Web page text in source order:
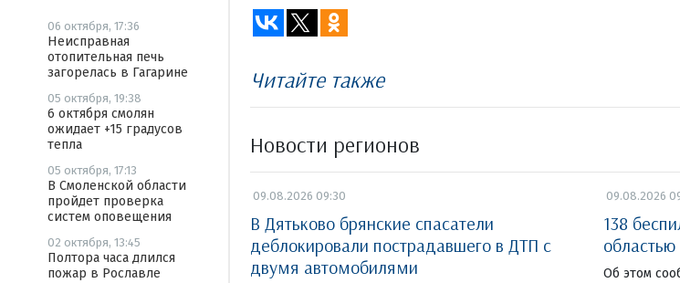
06 октября, 17:36
Неисправная
отопительная печь
загорелась в Гагарине
05 октября, 19:38
6 октября смолян
ожидает +15 градусов
тепла
05 октября, 17:13
В Смоленской области
пройдет проверка
систем оповещения
02 октября, 13:45
Полтора часа длился
пожар в Рославле
Читайте также
Новости регионов
09.08.2026 09:30
В Дятьково брянские спасатели
деблокировали пострадавшего в ДТП с
двумя автомобилями
09.08.2026
138
областью
Об этом